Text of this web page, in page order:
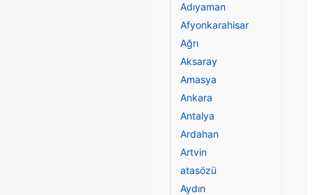
Adıyaman
Afyonkarahisar
Ağrı
Aksaray
Amasya
Ankara
Antalya
Ardahan
Artvin
atasözü
Aydın